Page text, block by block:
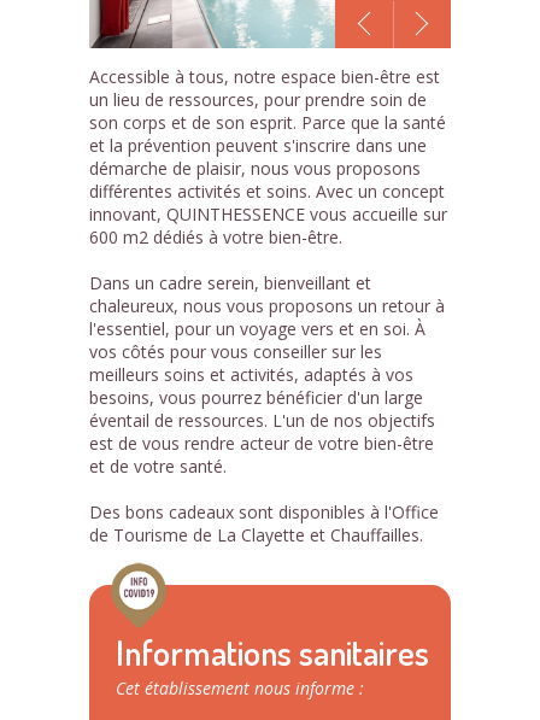
1 /18
Accessible à tous, notre espace bien-être est
un lieu de ressources, pour prendre soin de
son corps et de son esprit. Parce que la santé
et la prévention peuvent s'inscrire dans une
démarche de plaisir, nous vous proposons
différentes activités et soins. Avec un concept
innovant, QUINTHESSENCE vous accueille sur
600 m2 dédiés à votre bien-être.
Dans un cadre serein, bienveillant et
chaleureux, nous vous proposons un retour à
l'essentiel, pour un voyage vers et en soi. À
vos côtés pour vous conseiller sur les
meilleurs soins et activités, adaptés à vos
besoins, vous pourrez bénéficier d'un large
éventail de ressources. L'un de nos objectifs
est de vous rendre acteur de votre bien-être
et de votre santé.
Des bons cadeaux sont disponibles à l'Office
de Tourisme de La Clayette et Chauffailles.
Informations sanitaires
Cet établissement nous informe :